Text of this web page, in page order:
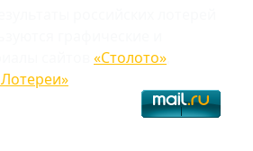
«Столото»